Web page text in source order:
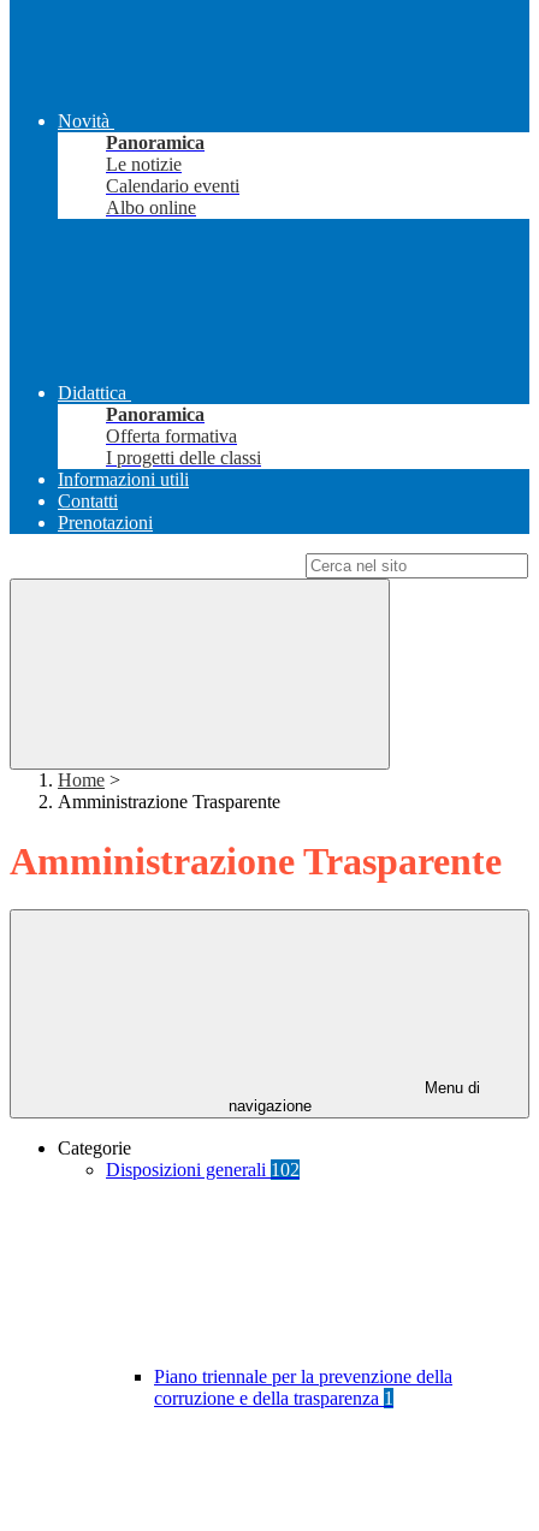
Novità
Panoramica
Le notizie
Calendario eventi
Albo online
Didattica
Panoramica
Offerta formativa
I progetti delle classi
Informazioni utili
Contatti
Prenotazioni
Home >
Amministrazione Trasparente
Amministrazione Trasparente
Menu di
navigazione
Categorie
Disposizioni generali 102
Piano triennale per la prevenzione della
corruzione e della trasparenza 1